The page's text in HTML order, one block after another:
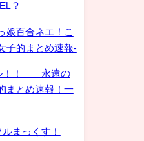
？
娘百合ネエ！こ
子的まとめ速報-
ル！！ 永遠の
まとめ速報！一
まっくす！